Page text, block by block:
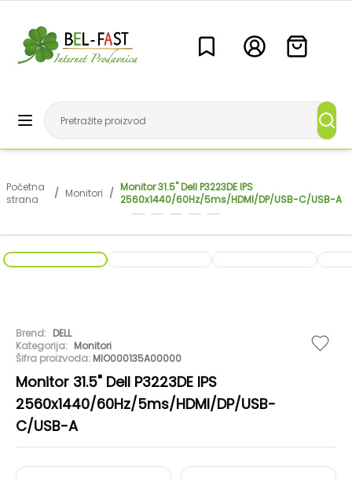
Početna
strana
/ Monitori / Monitor 31.5" Dell P3223DE IPS
2560x1440/60Hz/5ms/HDMI/DP/USB-C/USB-A
Brend: DELL
Kategorija: Monitori
Šifra proizvoda: MIO000135A00000
Monitor 31.5" Dell P3223DE IPS
2560x1440/60Hz/5ms/HDMI/DP/USB-
C/USB-A